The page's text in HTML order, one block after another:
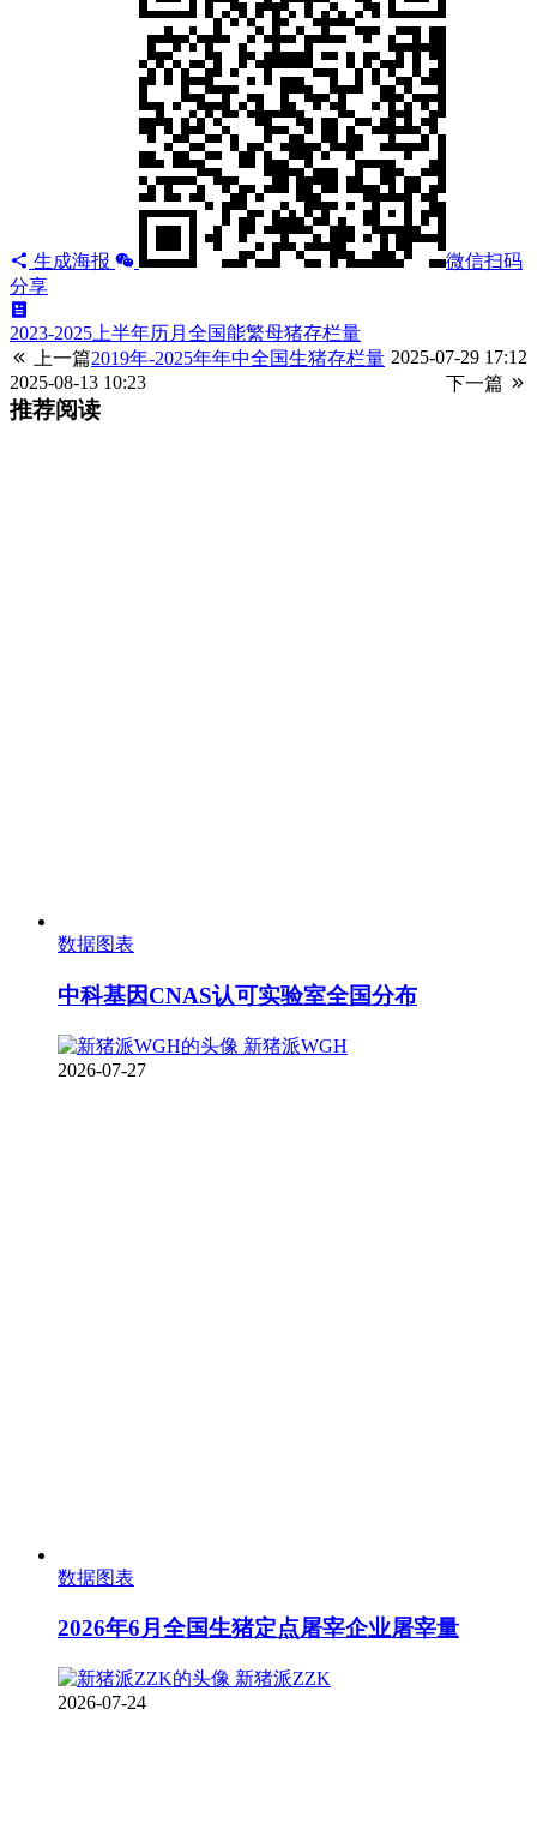
生成海报
微信扫码
分享
2023-2025上半年历月全国能繁母猪存栏量
上一篇
2025-07-29 17:12
2019年-2025年年中全国生猪存栏量
下一篇
2025-08-13 10:23
推荐阅读
数据图表
中科基因CNAS认可实验室全国分布
新猪派WGH
2026-07-27
数据图表
2026年6月全国生猪定点屠宰企业屠宰量
新猪派ZZK
2026-07-24